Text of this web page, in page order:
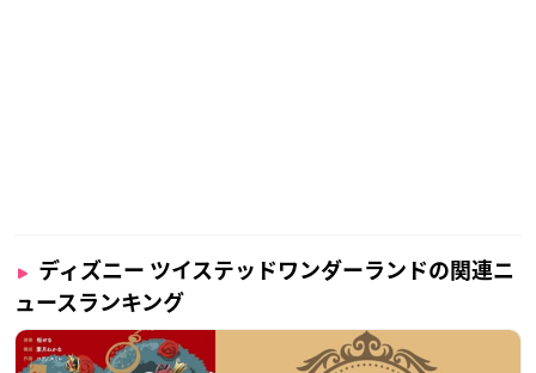
ディズニー ツイステッドワンダーランドの関連ニ
ュースランキング